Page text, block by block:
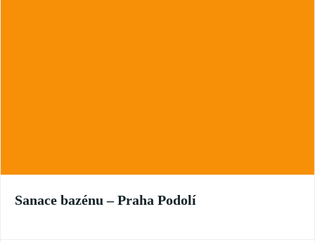
Sanace bazénu – Praha Podolí